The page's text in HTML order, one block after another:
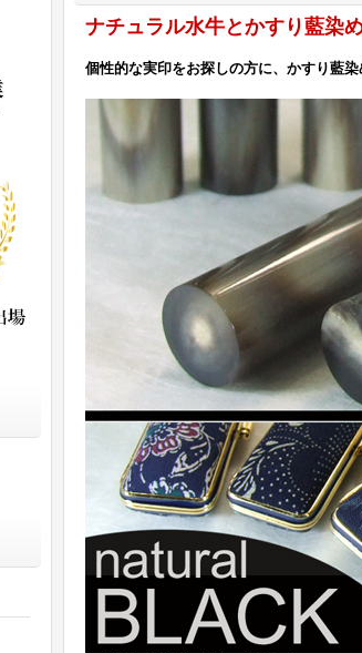
ナチュラル水牛とかすり藍染
個性的な実印をお探しの方に、かすり藍